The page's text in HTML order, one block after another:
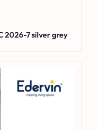
2026-7 silver grey